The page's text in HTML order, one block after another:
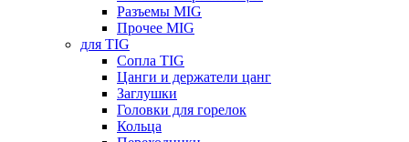
Разъемы MIG
Прочее MIG
для TIG
Сопла TIG
Цанги и держатели цанг
Заглушки
Головки для горелок
Кольца